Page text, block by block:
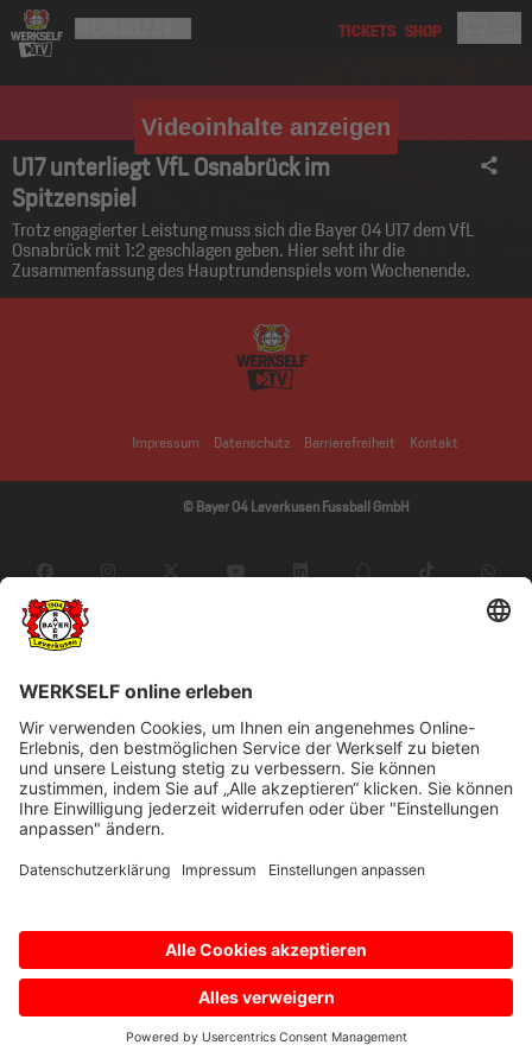
Videoinhalte anzeigen
U17 unterliegt VfL Osnabrück im
Spitzenspiel
Trotz engagierter Leistung muss sich die Bayer 04 U17 dem VfL
Osnabrück mit 1:2 geschlagen geben. Hier seht ihr die
Zusammenfassung des Hauptrundenspiels vom Wochenende.
Impressum Datenschutz Barrierefreiheit Kontakt
© Bayer 04 Leverkusen Fussball GmbH